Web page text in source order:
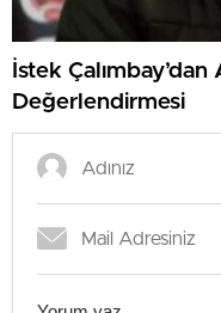
İstek
Değerlendirmesi